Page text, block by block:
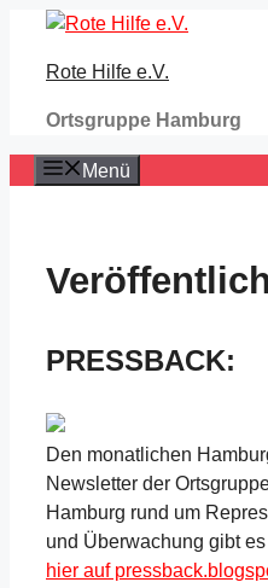
springen
Rote Hilfe e.V.
Ortsgruppe Hamburg
Menü
PRESSBACK:
Den monatlichen
Newsletter der
Hamburg rund um
und Überwachung gibt es
hier auf